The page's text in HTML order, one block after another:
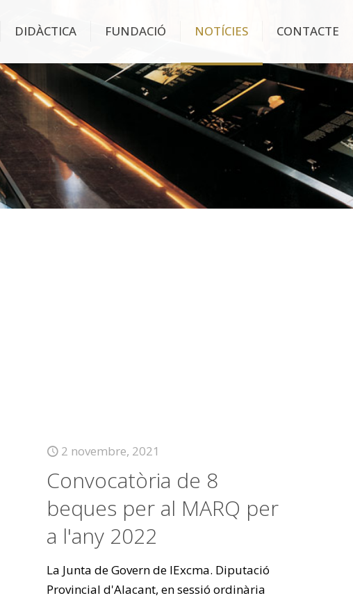
DIDÀCTICA FUNDACIÓ NOTÍCIES CONTACTE
2 novembre, 2021
Convocatòria de 8
beques per al MARQ per
a l'any 2022
La Junta de Govern de lExcma. Diputació
Provincial d'Alacant, en sessió ordinària